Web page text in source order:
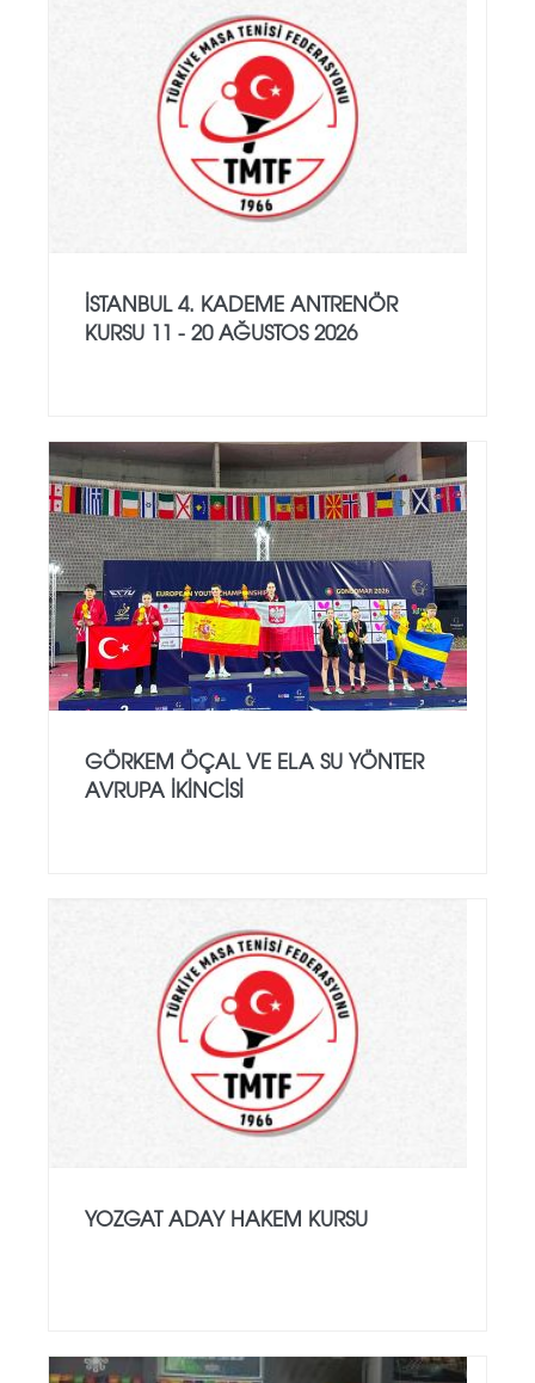
İSTANBUL 4. KADEME ANTRENÖR
KURSU 11 - 20 AĞUSTOS 2026
GÖRKEM ÖÇAL VE ELA SU YÖNTER
AVRUPA İKINCISI
YOZGAT ADAY HAKEM KURSU